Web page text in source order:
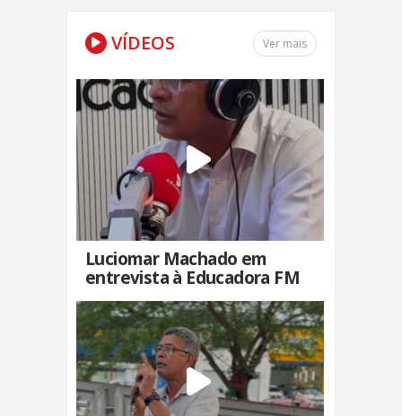
VÍDEOS Ver mais
Luciomar Machado em
entrevista à Educadora FM